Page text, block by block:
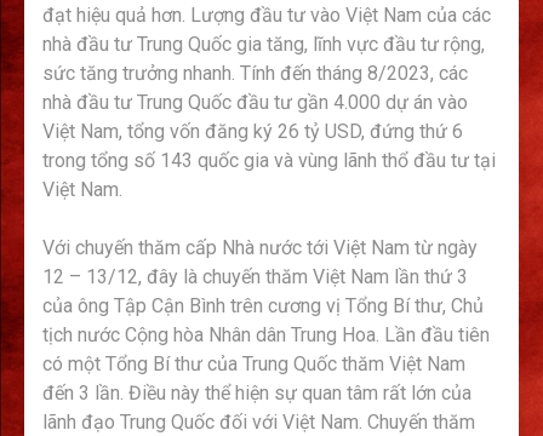
đạt hiệu quả hơn. Lượng đầu tư vào Việt Nam của các
nhà đầu tư Trung Quốc gia tăng, lĩnh vực đầu tư rộng,
sức tăng trưởng nhanh. Tính đến tháng 8/2023, các
nhà đầu tư Trung Quốc đầu tư gần 4.000 dự án vào
Việt Nam, tổng vốn đăng ký 26 tỷ USD, đứng thứ 6
trong tổng số 143 quốc gia và vùng lãnh thổ đầu tư tại
Việt Nam.
Với chuyến thăm cấp Nhà nước tới Việt Nam từ ngày
12 – 13/12, đây là chuyến thăm Việt Nam lần thứ 3
của ông Tập Cận Bình trên cương vị Tổng Bí thư, Chủ
tịch nước Cộng hòa Nhân dân Trung Hoa. Lần đầu tiên
có một Tổng Bí thư của Trung Quốc thăm Việt Nam
đến 3 lần. Điều này thể hiện sự quan tâm rất lớn của
lãnh đạo Trung Quốc đối với Việt Nam. Chuyến thăm